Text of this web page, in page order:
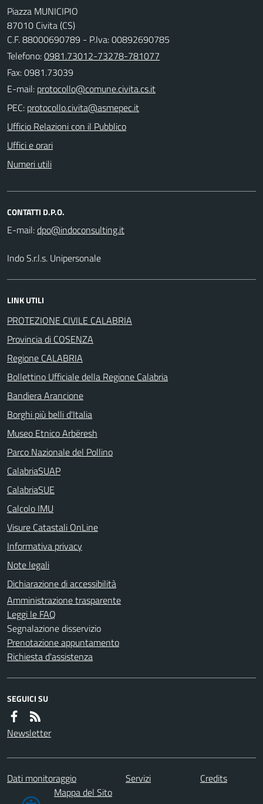
Piazza MUNICIPIO
87010 Civita (CS)
C.F. 88000690789 - P.Iva: 00892690785
Telefono:0981.73012-73278-781077
Fax: 0981.73039
E-mail:
PEC:
Ufficio Relazioni con il Pubblico
Uffici e orari
Numeri utili
CONTATTI D.P.O.
E-mail:
Indo S.r.l.s. Unipersonale
LINK UTILI
PROTEZIONE CIVILE CALABRIA
Provincia di COSENZA
Regione CALABRIA
Bollettino Ufficiale della Regione Calabria
Bandiera Arancione
Borghi più belli d'Italia
Museo Etnico Arbëresh
Parco Nazionale del Pollino
CalabriaSUAP
CalabriaSUE
Calcolo IMU
Visure Catastali OnLine
Informativa privacy
Note legali
Dichiarazione di accessibilità
Amministrazione trasparente
Leggi le FAQ
Segnalazione disservizio
Prenotazione appuntamento
Richiesta d'assistenza
SEGUICI SU
Newsletter
Dati monitoraggio Servizi
Credits
Mappa del Sito